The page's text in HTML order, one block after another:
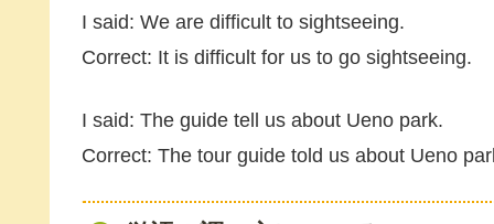
I said: We are difficult to sightseeing.
Correct: It is difficult for us to go sightseeing.
I said: The guide tell us about Ueno park.
Correct: The tour guide told us about Ueno